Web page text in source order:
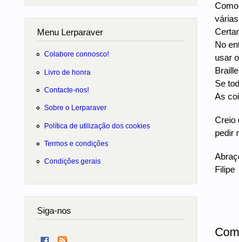
No
usar
Se
As
Creio
pedir
Filipe
Menu Lerparaver
Colabore connosco!
Livro de honra
Contacte-nos!
Sobre o Lerparaver
Política de utilização dos cookies
Termos e condições
Condições gerais
Siga-nos